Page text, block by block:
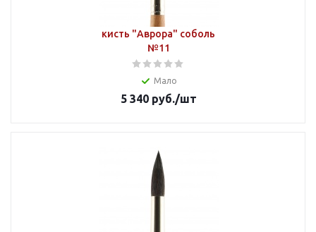
кисть "Аврора" соболь
№11
Мало
5 340руб./шт